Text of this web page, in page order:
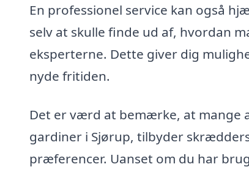
En professionel service kan også
selv at skulle finde ud af, hvordan
eksperterne. Dette giver dig
nyde fritiden.
Det er værd at bemærke, at mange
gardiner i Sjørup, tilbyder
præferencer. Uanset om du har